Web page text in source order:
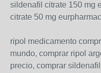
sildenafil citrate 150 mg
citrate 50 mg
ripol medicamento
mundo, comprar ripol
precio, comprar